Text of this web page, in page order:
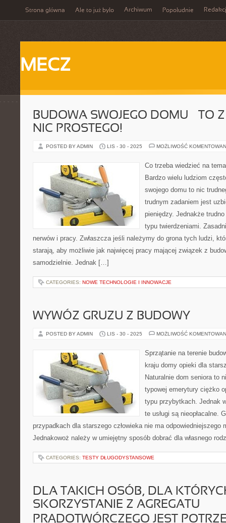
Strona główna Ale to już było Archiwum Popołudnie
MECZ
BUDOWA SWOJEGO DOMU – TO
NIC PROSTEGO!
POSTED BY ADMIN LIS - 30 - 2025 MOŻLIWOŚĆ
Co trzeba wiedzieć na
Bardzo wielu ludziom
swojego domu to nic
trudnym zadaniem jest
pieniędzy. Jednakże
typu twierdzeniami.
nerwów i pracy. Zwłaszcza jeśli należymy do grona tych ludzi,
starają, aby możliwie jak najwięcej pracy mającej związek z
samodzielnie. Jednak […]
CATEGORIES: NOWE TECHNOLOGIE I INNOWACJE
WYWÓZ GRUZU Z BUDOWY
POSTED BY ADMIN LIS - 30 - 2025 MOŻLIWOŚĆ
Sprzątanie na terenie
kraju domy opieki dla
Naturalnie dom seniora to
typowej emerytury ciężko
typu przybytkach. Jednak
te usługi są nieopłacalne.
przypadkach dla starszego człowieka nie ma odpowiedniejszego
Jednakowoż należy w umiejętny sposób dobrać dla własnego
CATEGORIES: TESTY DŁUGODYSTANSOWE
DLA TAKICH OSÓB, DLA
SKORZYSTANIE Z AGREGATU
PRĄDOTWÓRCZEGO JEST